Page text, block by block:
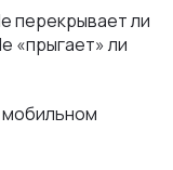
перекрывает ли
«прыгает» ли
мобильном